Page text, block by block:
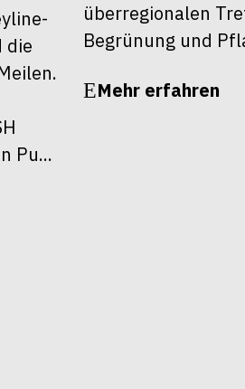
die
Pu...
überregionalen
Begrünung und
Mehr erfahren